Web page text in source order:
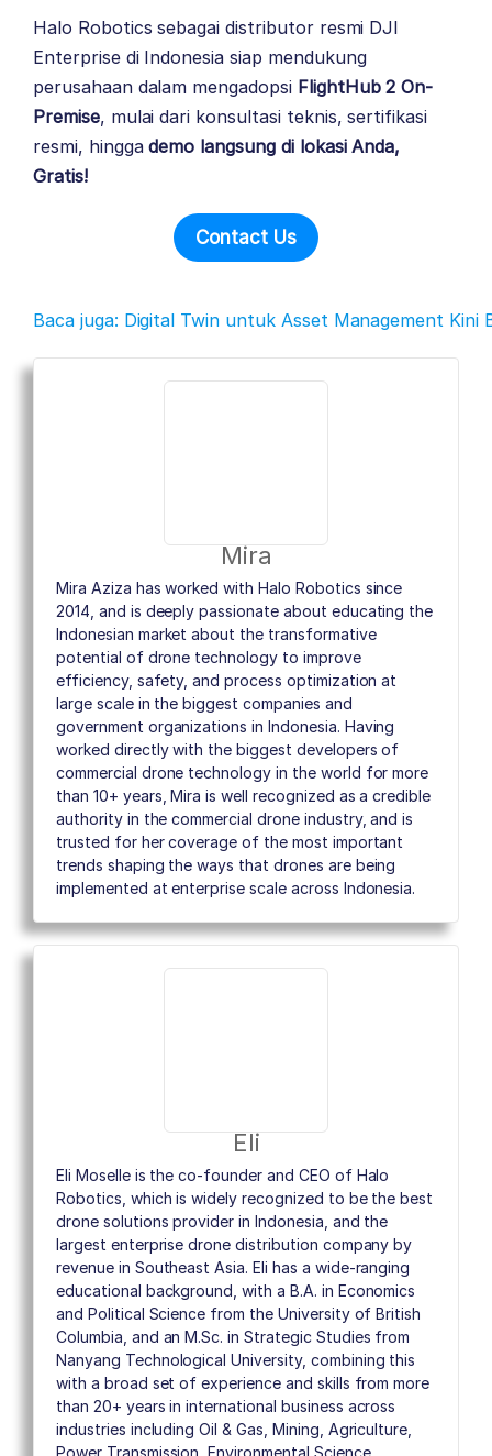
Halo Robotics sebagai distributor resmi DJI
Enterprise di Indonesia siap mendukung
perusahaan dalam mengadopsi FlightHub 2 On-
Premise, mulai dari konsultasi teknis, sertifikasi
resmi, hinggademo langsung di lokasi Anda,
Gratis!
Contact Us
Baca juga: Digital Twin untuk Asset Management Kini
Mira
Mira Aziza has worked with Halo Robotics since
2014, and is deeply passionate about educating the
Indonesian market about the transformative
potential of drone technology to improve
efficiency, safety, and process optimization at
large scale in the biggest companies and
government organizations in Indonesia. Having
worked directly with the biggest developers of
commercial drone technology in the world for more
than 10+ years, Mira is well recognized as a credible
authority in the commercial drone industry, and is
trusted for her coverage of the most important
trends shaping the ways that drones are being
implemented at enterprise scale across Indonesia.
Eli
Eli Moselle is the co-founder and CEO of Halo
Robotics, which is widely recognized to be the best
drone solutions provider in Indonesia, and the
largest enterprise drone distribution company by
revenue in Southeast Asia. Eli has a wide-ranging
educational background, with a B.A. in Economics
and Political Science from the University of British
Columbia, and an M.Sc. in Strategic Studies from
Nanyang Technological University, combining this
with a broad set of experience and skills from more
than 20+ years in international business across
industries including Oil & Gas, Mining, Agriculture,